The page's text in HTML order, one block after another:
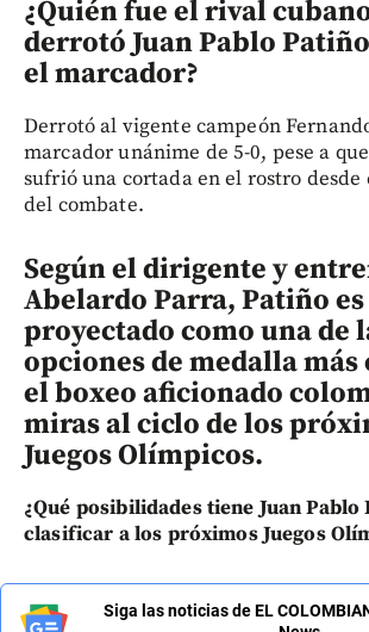
¿Quién fue el rival
derrotó Juan Pablo
el marcador?
Derrotó al vigente campeón
marcador unánime de 5-0, pese a
sufrió una cortada en el rostro
del combate.
Según el dirigente y
Abelardo Parra, Patiño es
proyectado como una de
opciones de medalla más
el boxeo aficionado
miras al ciclo de los
Juegos Olímpicos.
¿Qué posibilidades tiene Juan Pablo
clasificar a los próximos Juegos
Siga las noticias de EL